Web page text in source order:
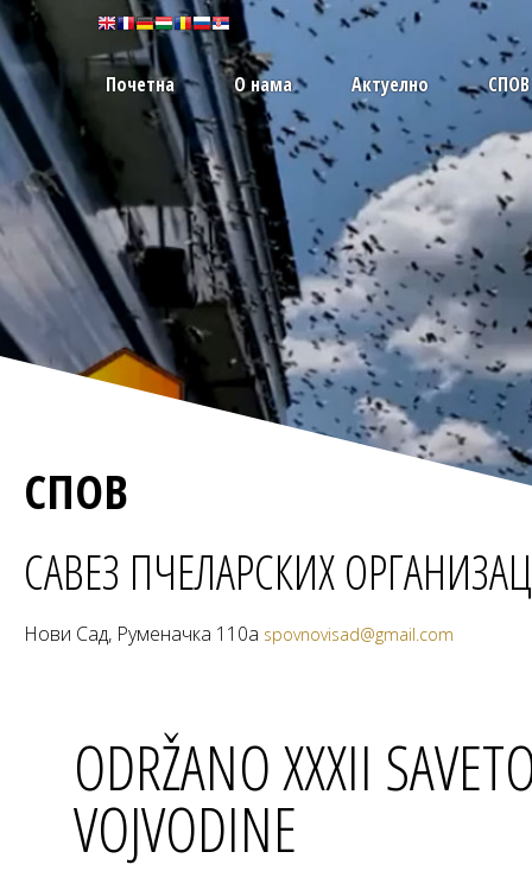
Почетна О нама Актуелно СПОВ
СПОВ
САВЕЗ ПЧЕЛАРСКИХ
Нови Сад, Руменачка 110а spovnovisad@gmail.com
ODRŽANO XXXII
VOJVODINE